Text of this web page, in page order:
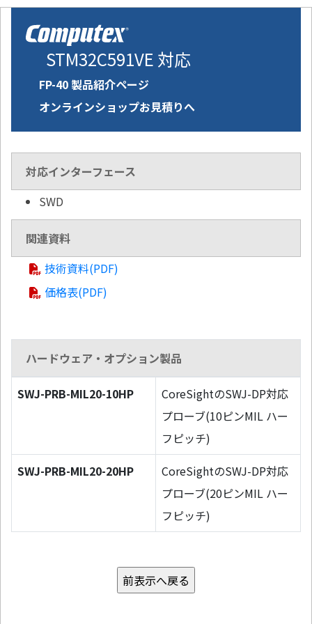
STM32C591VE 対応
FP-40 製品紹介ページ
オンラインショップお見積りへ
対応インターフェース
SWD
関連資料
技術資料(PDF)
価格表(PDF)
ハードウェア・オプション製品
SWJ-PRB-MIL20-10HP
CoreSightのSWJ-DP対応
プローブ(10ピンMIL ハー
フピッチ)
SWJ-PRB-MIL20-20HP
CoreSightのSWJ-DP対応
プローブ(20ピンMIL ハー
フピッチ)